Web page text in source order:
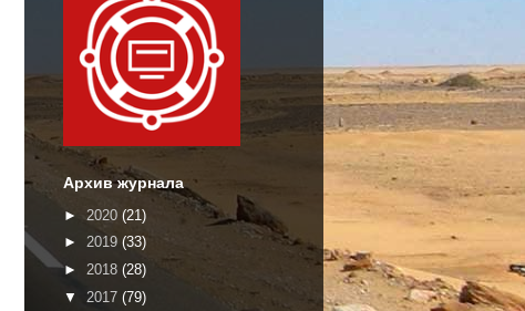
Архив журнала
► 2020 (21)
► 2019 (33)
► 2018 (28)
▼ 2017 (79)